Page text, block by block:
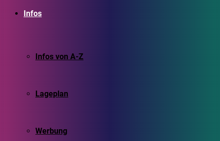
Infos
Infos von A-Z
Lageplan
Werbung